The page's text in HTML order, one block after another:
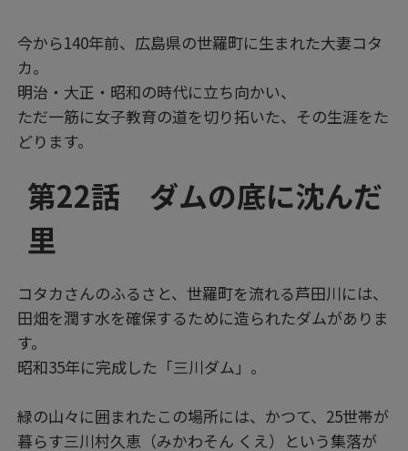
今から140年前、広島県の世羅町に生まれた大妻コタ
カ。
明治・大正・昭和の時代に立ち向かい、
ただ一筋に女子教育の道を切り拓いた、その生涯をた
どります。
第22話 ダムの底に沈んだ
里
コタカさんのふるさと、世羅町を流れる芦田川には、
田畑を潤す水を確保するために造られたダムがありま
す。
昭和35年に完成した「三川ダム」。
緑の山々に囲まれたこの場所には、かつて、25世帯が
暮らす三川村久恵（みかわそん くえ）という集落が